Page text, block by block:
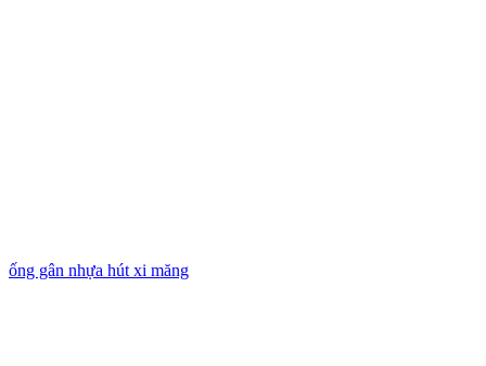
ống gân nhựa hút xi măng